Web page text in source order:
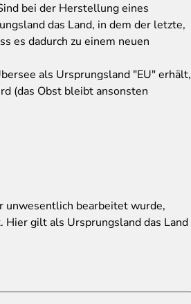
bei der Herstellung eines
das Land, in dem der letzte,
es dadurch zu einem neuen
als Ursprungsland "EU" erhält,
(das Obst bleibt ansonsten
unwesentlich bearbeitet wurde,
gilt als Ursprungsland das Land